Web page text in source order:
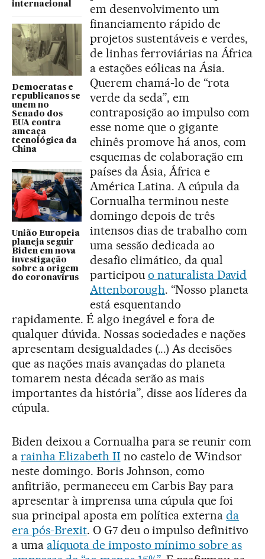
internacional
Democratas e
republicanos se
unem no
Senado dos
EUA contra
ameaça
tecnológica da
China
União Europeia
planeja seguir
Biden em nova
investigação
sobre a origem
do coronavírus
em desenvolvimento um
financiamento rápido de
projetos sustentáveis e verdes,
de linhas ferroviárias na África
a estações eólicas na Ásia.
Querem chamá-lo de “rota
verde da seda”, em
contraposição ao impulso com
esse nome que o gigante
chinês promove há anos, com
esquemas de colaboração em
países da Ásia, África e
América Latina. A cúpula da
Cornualha terminou neste
domingo depois de três
intensos dias de trabalho com
uma sessão dedicada ao
desafio climático, da qual
participou o naturalista David
Attenborough. “Nosso planeta
está esquentando
rapidamente. É algo inegável e fora de
qualquer dúvida. Nossas sociedades e nações
apresentam desigualdades (...) As decisões
que as nações mais avançadas do planeta
tomarem nesta década serão as mais
importantes da história”, disse aos líderes da
cúpula.
Biden deixou a Cornualha para se reunir com
a rainha Elizabeth II no castelo de Windsor
neste domingo. Boris Johnson, como
anfitrião, permaneceu em Carbis Bay para
apresentar à imprensa uma cúpula que foi
sua principal aposta em política externada
era pós-Brexit. O G7 deu o impulso definitivo
a uma alíquota de imposto mínimo sobre as